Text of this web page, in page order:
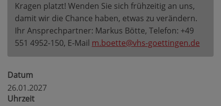
Kragen platzt! Wenden Sie sich frühzeitig an uns,
damit wir die Chance haben, etwas zu verändern.
Ihr Ansprechpartner: Markus Bötte, Telefon: +49
551 4952-150, E-Mail m.boette@vhs-goettingen.de
Datum
26.01.2027
Uhrzeit